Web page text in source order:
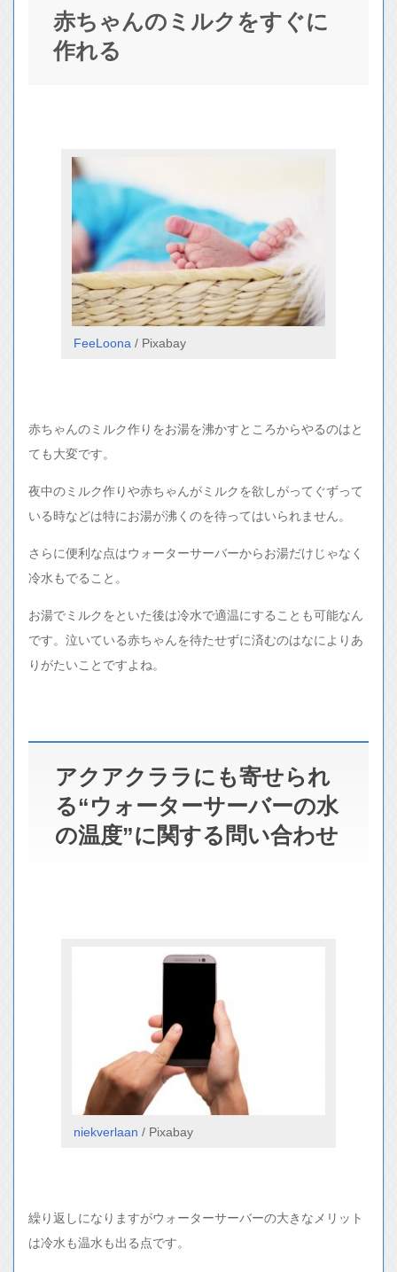
赤ちゃんのミルクをすぐに
作れる
FeeLoona / Pixabay
赤ちゃんのミルク作りをお湯を沸かすところからやるのはと
ても大変です。
夜中のミルク作りや赤ちゃんがミルクを欲しがってぐずって
いる時などは特にお湯が沸くのを待ってはいられません。
さらに便利な点はウォーターサーバーからお湯だけじゃなく
冷水もでること。
お湯でミルクをといた後は冷水で適温にすることも可能なん
です。泣いている赤ちゃんを待たせずに済むのはなによりあ
りがたいことですよね。
アクアクララにも寄せられ
る“ウォーターサーバーの水
の温度”に関する問い合わせ
niekverlaan / Pixabay
繰り返しになりますがウォーターサーバーの大きなメリット
は冷水も温水も出る点です。